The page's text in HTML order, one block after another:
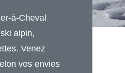
à-Cheval
alpin,
Venez
vos envies